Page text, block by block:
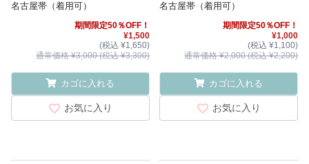
名古屋帯（着用可）
期間限定50％OFF！
¥1,500
(税込 ¥1,650)
通常価格 ¥3,000 (税込 ¥3,300)
カゴに入れる
お気に入り
名古屋帯（着用可）
期間限定50％OFF！
¥1,000
(税込 ¥1,100)
通常価格 ¥2,000 (税込 ¥2,200)
カゴに入れる
お気に入り